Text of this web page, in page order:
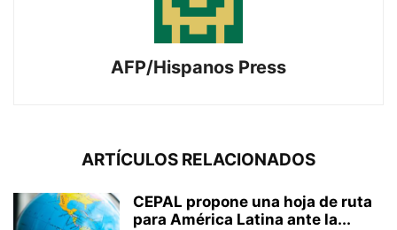
AFP/Hispanos Press
ARTÍCULOS RELACIONADOS
CEPAL propone una hoja de ruta
para América Latina ante la...